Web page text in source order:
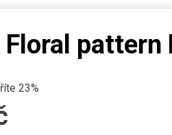
Floral pattern
23%